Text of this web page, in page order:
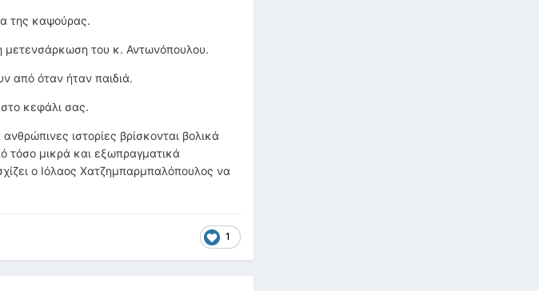
της καψούρας.
μετενσάρκωση του κ. Αντωνόπουλου.
από όταν ήταν παιδιά.
στο κεφάλι σας.
ιστορίες βρίσκονται βολικά
τόσο μικρά και εξωπραγματικά
ο Ιόλαος Χατζημπαρμπαλόπουλος να
1